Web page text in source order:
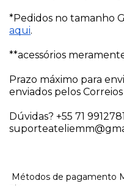
*Pedidos no tamanho
aqui.
**acessórios
Prazo máximo para
enviados pelos Correios
Dúvidas? +55 71
Métodos de pagamento